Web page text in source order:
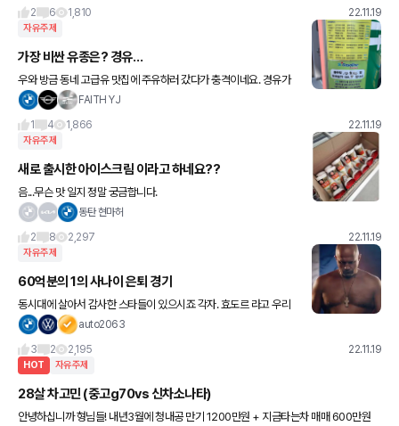
2
6 1,810 22.11.19
자유주제
가장 비싼 유종은? 경유…
우와 방금 동네 고급유 맛집에 주유하러 갔다가 충격이네요. 경유가
고급유보다 비싸졌다니… 평소 경유 회사지원으로 아무 생각없이 넣
려
FAITH YJ
1
4 1,866 22.11.19
자유주제
새로 출시한 아이스크림 이라고 하네요??
음...무슨 맛 일지 정말 궁금합니다.
동탄 현마허
2
8 2,297 22.11.19
자유주제
60억분의 1의 사나이 은퇴 경기
동시대에 살아서 감사한 스타들이 있으시죠 각자. 효도르 라고 우리
에겐 알려져 있는… 엄청 근육질 아닌 동네 아저씨 같은 몸매?로 무지
auto2063
3
2 2,195 22.11.19
HOT 자유주제
28살 차고민 (중고g70vs 신차소나타)
안녕하십니까 형님들! 내년3월에 청내공 만기 1200만원 + 지금타는차 매매 600만원